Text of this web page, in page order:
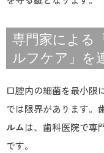
専門家による
ルフケア」を
口腔内の細菌を最小限
では限界があります。
ルムは、歯科医院で専
です。